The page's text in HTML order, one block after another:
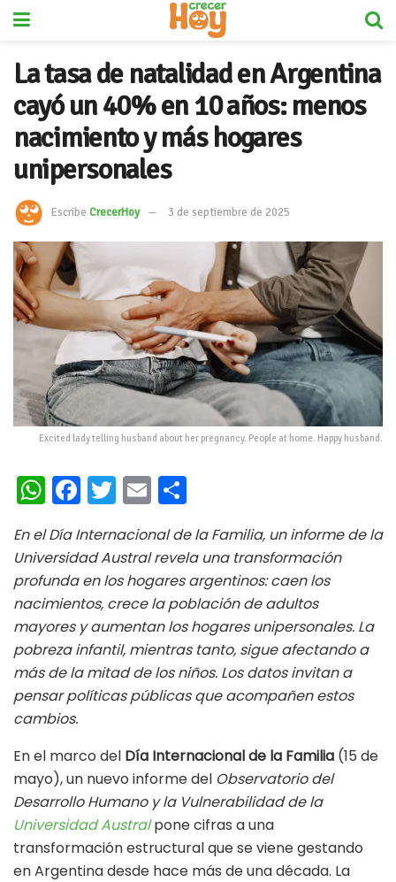
La tasa de natalidad en Argentina
cayó un 40% en 10 años: menos
nacimiento y más hogares
unipersonales
Escribe CrecerHoy 3 de septiembre de 2025
Excited lady telling husband about her pregnancy. People at home. Happy husband.
W
at
s
A
p
p
Fa
b
oo
k
T
tt
er
E
ai
l
m
p
ar
ti
r
En el Día Internacional de la Familia, un informe de la
Universidad Austral revela una transformación
profunda en los hogares argentinos: caen los
nacimientos, crece la población de adultos
mayores y aumentan los hogares unipersonales. La
pobreza infantil, mientras tanto, sigue afectando a
más de la mitad de los niños. Los datos invitan a
pensar políticas públicas que acompañen estos
cambios.
En el marco del Día Internacional de la Familia (15 de
mayo), un nuevo informe del Observatorio del
Desarrollo Humano y la Vulnerabilidad de la
Universidad Australpone cifras a una
transformación estructural que se viene gestando
en Argentina desde hace más de una década. La